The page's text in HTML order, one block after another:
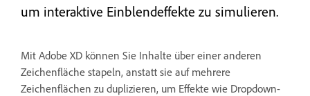
um interaktive Einblendeffekte zu simulieren.
Mit Adobe XD können Sie Inhalte über einer anderen
Zeichenfläche stapeln, anstatt sie auf mehrere
Zeichenflächen zu duplizieren, um Effekte wie Dropdown-